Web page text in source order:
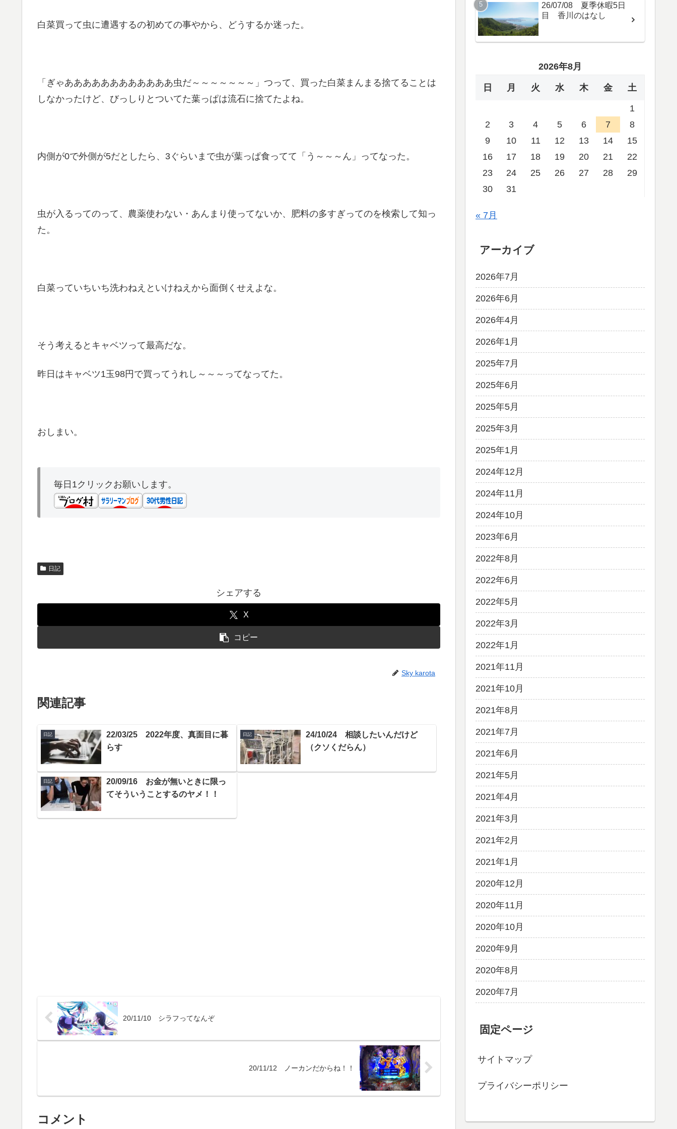
白菜買って虫に遭遇するの初めての事やから、どうするか迷った。
「ぎゃああああああああああああ虫だ～～～～～～～」つって、買った白菜まんまる捨てることは
しなかったけど、びっしりとついてた葉っぱは流石に捨てたよね。
内側が0で外側が5だとしたら、3ぐらいまで虫が葉っぱ食ってて「う～～～ん」ってなった。
虫が入るってのって、農薬使わない・あんまり使ってないか、肥料の多すぎってのを検索して知っ
た。
白菜っていちいち洗わねえといけねえから面倒くせえよな。
そう考えるとキャベツって最高だな。
昨日はキャベツ1玉98円で買ってうれし～～～ってなってた。
おしまい。
毎日1クリックお願いします。
日記
シェアする
X
コピー
Sky karota
関連記事
日記
22/03/25 2022年度、真面目に暮
らす
日記
24/10/24 相談したいんだけど
（クソくだらん）
日記
20/09/16 お金が無いときに限っ
てそういうことするのヤメ！！
20/11/10 シラフってなんぞ
20/11/12 ノーカンだからね！！
コメント
26/07/08 夏季休暇5日
目 香川のはなし
2026年8月
日 月 火 水 木 金 土
1
2
3 4 5 6 7
8
9
10 11 12 13 14
15
16
17 18 19 20 21
22
23
24 25 26 27 28
29
30
31
« 7月
アーカイブ
2026年7月
2026年6月
2026年4月
2026年1月
2025年7月
2025年6月
2025年5月
2025年3月
2025年1月
2024年12月
2024年11月
2024年10月
2023年6月
2022年8月
2022年6月
2022年5月
2022年3月
2022年1月
2021年11月
2021年10月
2021年8月
2021年7月
2021年6月
2021年5月
2021年4月
2021年3月
2021年2月
2021年1月
2020年12月
2020年11月
2020年10月
2020年9月
2020年8月
2020年7月
固定ページ
サイトマップ
プライバシーポリシー